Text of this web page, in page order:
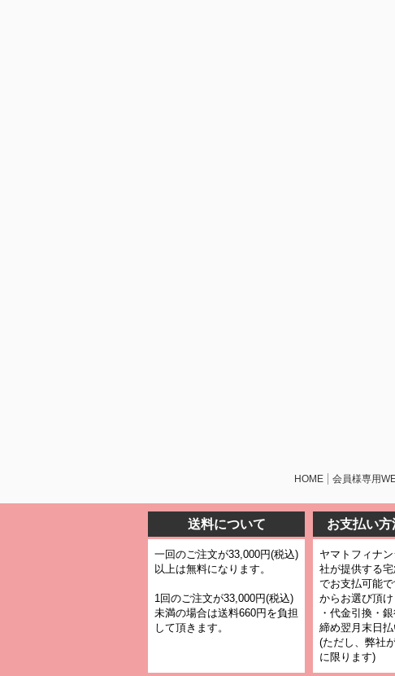
HOME 会員様専用
送料について
一回のご注文が33,000円(税込)
以上は無料になります。
1回のご注文が33,000円(税込)
未満の場合は送料660円を負担
して頂きます。
お支払い
ヤマトフィナ
社が提供する
でお支払可能
からお選び頂け
・代金引換・
締め翌月末日払
(ただし、弊社
に限ります)